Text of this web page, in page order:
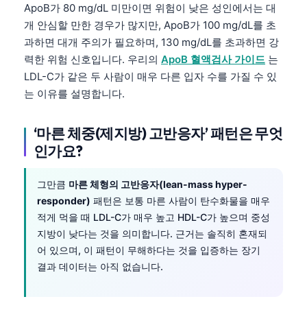
ApoB가 80 mg/dL 미만이면 위험이 낮은 성인에서는 대
개 안심할 만한 경우가 많지만, ApoB가 100 mg/dL를 초
과하면 대개 주의가 필요하며, 130 mg/dL를 초과하면 강
력한 위험 신호입니다. 우리의 ApoB 혈액검사 가이드 는
LDL-C가 같은 두 사람이 매우 다른 입자 수를 가질 수 있
는 이유를 설명합니다.
‘마른 체중(제지방) 고반응자’ 패턴은 무엇
인가요?
그만큼 마른 체형의 고반응자(lean-mass hyper-
responder) 패턴은 보통 마른 사람이 탄수화물을 매우
적게 먹을 때 LDL-C가 매우 높고 HDL-C가 높으며 중성
지방이 낮다는 것을 의미합니다. 근거는 솔직히 혼재되
어 있으며, 이 패턴이 무해하다는 것을 입증하는 장기
결과 데이터는 아직 없습니다.